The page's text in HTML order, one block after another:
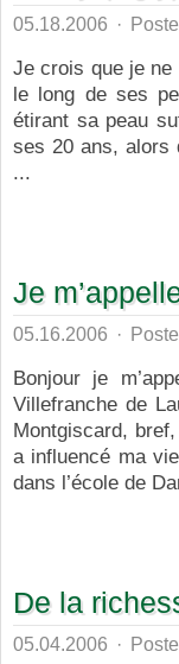
05.18.2006 ·
Je crois que je ne
le long de ses
étirant sa peau
ses 20 ans, alors
...
Je
05.16.2006 ·
Bonjour je
Villefranche de
Montgiscard,
a influencé ma
dans l’école de
De la
05.04.2006 ·